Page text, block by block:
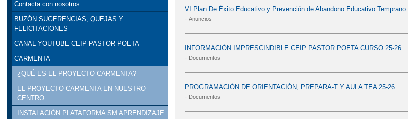
Contacta con nosotros
BUZÓN SUGERENCIAS, QUEJAS Y
FELICITACIONES
CANAL YOUTUBE CEIP PASTOR POETA
CARMENTA
¿QUÉ ES EL PROYECTO CARMENTA?
EL PROYECTO CARMENTA EN NUESTRO
CENTRO
INSTALACIÓN PLATAFORMA SM APRENDIZAJE
VI Plan De Éxito Educativo y Prevención de Abandono Educativo Temprano.
- Anuncios
INFORMACIÓN IMPRESCINDIBLE CEIP PASTOR POETA CURSO 25-26
- Documentos
PROGRAMACIÓN DE ORIENTACIÓN, PREPARA-T Y AULA TEA 25-26
- Documentos